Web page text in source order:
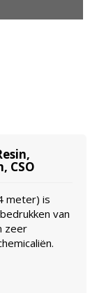
CSO
meter) is
van
zeer